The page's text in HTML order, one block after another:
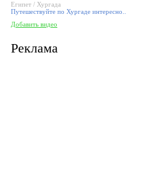
Египет / Хургада
Путешествуйте по Хургаде интересно..
Добавить видео
Реклама